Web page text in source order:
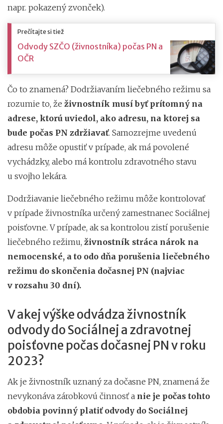
napr. pokazený zvonček).
Prečítajte si tiež
Odvody SZČO (živnostníka) počas PN a
OČR
Čo to znamená? Dodržiavaním liečebného režimu sa
rozumie to, že živnostník musí byť prítomný na
adrese, ktorú uviedol, ako adresu, na ktorej sa
bude počas PN zdržiavať. Samozrejme uvedenú
adresu môže opustiť v prípade, ak má povolené
vychádzky, alebo má kontrolu zdravotného stavu
u svojho lekára.
Dodržiavanie liečebného režimu môže kontrolovať
v prípade živnostníka určený zamestnanec Sociálnej
poisťovne. V prípade, ak sa kontrolou zistí porušenie
liečebného režimu, živnostník stráca nárok na
nemocenské, a to odo dňa porušenia liečebného
režimu do skončenia dočasnej PN (najviac
v rozsahu 30 dní).
V akej výške odvádza živnostník
odvody do Sociálnej a zdravotnej
poisťovne počas dočasnej PN v roku
2023?
Ak je živnostník uznaný za dočasne PN, znamená že
nevykonáva zárobkovú činnosť a nie je počas tohto
obdobia povinný platiť odvody do Sociálnej